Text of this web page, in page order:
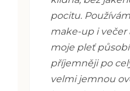
pocitu.
make-up i večer
moje pleť
příjemněji po
velmi jemnou